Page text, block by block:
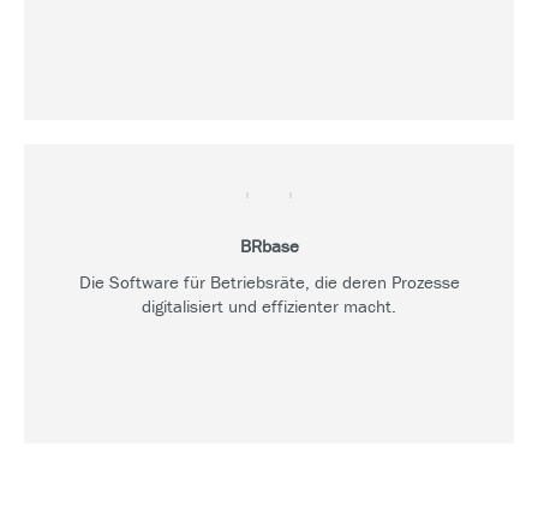
BRbase
Die Software für Betriebsräte, die deren Prozesse
digitalisiert und effizienter macht.